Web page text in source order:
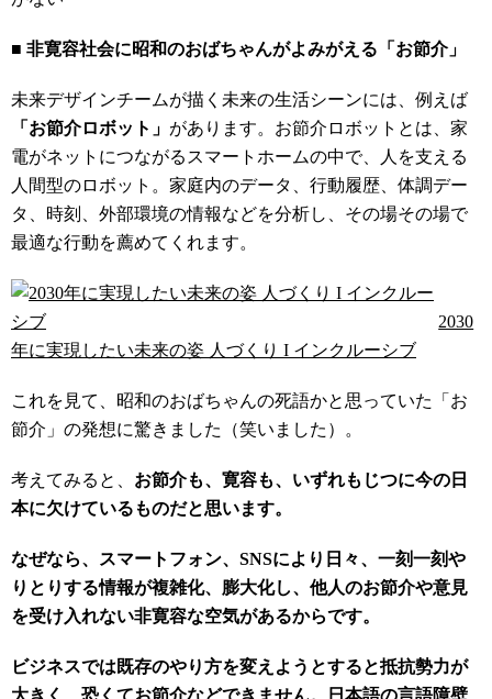
■ 非寛容社会に昭和のおばちゃんがよみがえる「お節介」
未来デザインチームが描く未来の生活シーンには、例えば
「お節介ロボット」 があります。お節介ロボットとは、家
電がネットにつながるスマートホームの中で、人を支える
人間型のロボット。家庭内のデータ、行動履歴、体調デー
タ、時刻、外部環境の情報などを分析し、その場その場で
最適な行動を薦めてくれます。
2030
年に実現したい未来の姿 人づくり I インクルーシブ
これを見て、昭和のおばちゃんの死語かと思っていた「お
節介」の発想に驚きました（笑いました）。
考えてみると、 お節介も、寛容も、いずれもじつに今の日
本に欠けているものだと思います。
なぜなら、スマートフォン、SNSにより日々、一刻一刻や
りとりする情報が複雑化、膨大化し、他人のお節介や意見
を受け入れない非寛容な空気があるからです。
ビジネスでは既存のやり方を変えようとすると抵抗勢力が
大きく、恐くてお節介などできません。日本語の言語障壁